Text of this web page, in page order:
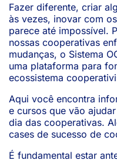
Fazer diferente, criar
às vezes, inovar com
parece até impossível.
nossas cooperativas
mudanças, o Sistema
uma plataforma para
ecossistema
Aqui você encontra
e cursos que vão
dia das cooperativas.
cases de sucesso de
É fundamental estar